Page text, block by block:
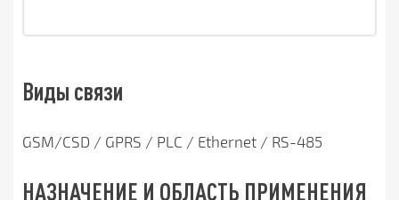
Виды связи
GSM/CSD / GPRS / PLC / Ethernet / RS-485
НАЗНАЧЕНИЕ И ОБЛАСТЬ ПРИМЕНЕНИЯ